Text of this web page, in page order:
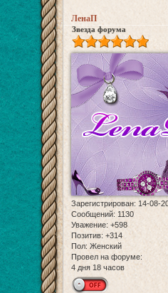
ЛенаП
Звезда форума
Зарегистрирован: 14-08-
Сообщений: 1130
Уважение: +598
Позитив: +314
Пол: Женский
Провел на форуме:
4 дня 18 часов